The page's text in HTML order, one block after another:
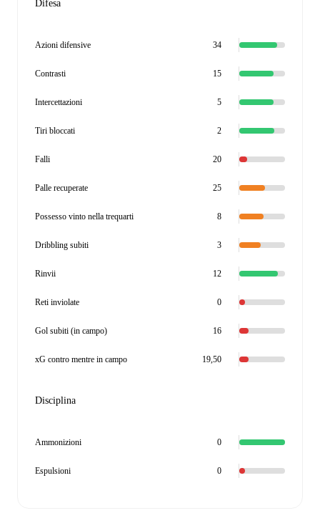
Difesa
Azioni difensive 34
Contrasti 15
Intercettazioni 5
Tiri bloccati 2
Falli 20
Palle recuperate 25
Possesso vinto nella trequarti 8
Dribbling subiti 3
Rinvii 12
Reti inviolate 0
Gol subiti (in campo) 16
xG contro mentre in campo 19,50
Disciplina
Ammonizioni 0
Espulsioni 0